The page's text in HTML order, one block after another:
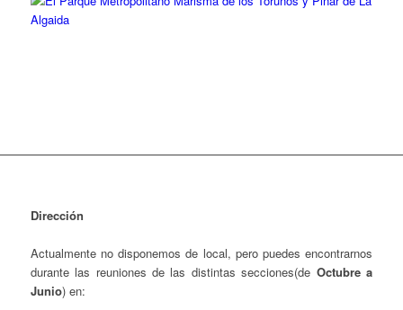
Dirección
Actualmente no disponemos de local, pero puedes encontrarnos
durante las reuniones de las distintas secciones(de Octubre a
Junio) en: